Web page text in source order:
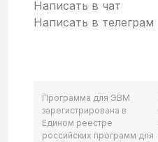
Написать в чат
Написать в телеграм
Программа для ЭВМ
зарегистрирована в
Едином реестре
российских программ для